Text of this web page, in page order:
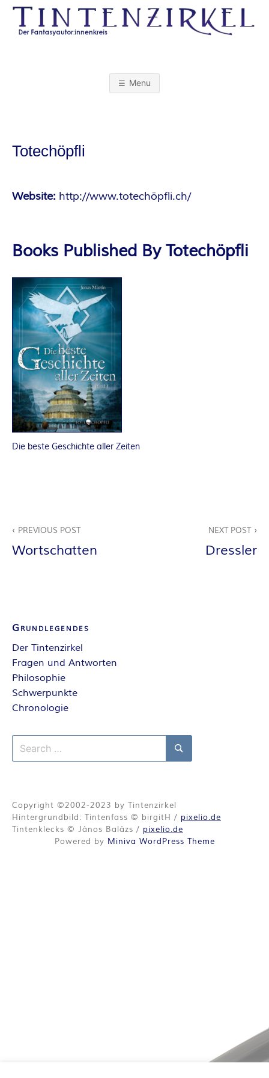
Skip
content
T
N
Z
I
R
K
E
L
–
D
F
A
A
S
Y
A
U
O
R
Menu
Totechöpfli
Website: http://www.totechöpfli.ch/
Books Published By Totechöpfli
Die beste Geschichte aller Zeiten
PREVIOUS POST
Wortschatten
NEXT POST
Dressler
Grundlegendes
Der Tintenzirkel
Fragen und Antworten
Philosophie
Schwerpunkte
Chronologie
Search
for:
Search
Copyright ©2002-2023 by Tintenzirkel
Hintergrundbild: Tintenfass © birgitH / pixelio.de
Tintenklecks © János Balázs / pixelio.de
Powered by Miniva WordPress Theme